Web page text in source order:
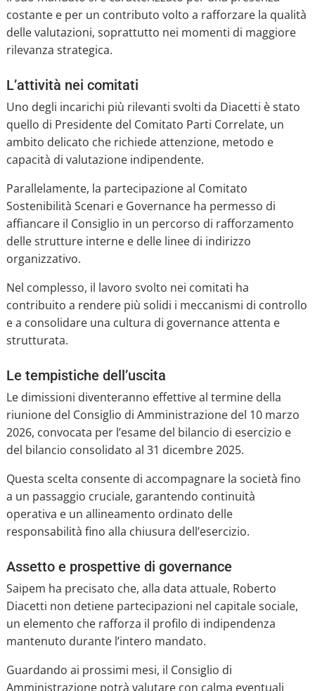
costante e per un contributo volto a rafforzare la qualità
delle valutazioni, soprattutto nei momenti di maggiore
rilevanza strategica.
L’attività nei comitati
Uno degli incarichi più rilevanti svolti da Diacetti è stato
quello di Presidente del Comitato Parti Correlate, un
ambito delicato che richiede attenzione, metodo e
capacità di valutazione indipendente.
Parallelamente, la partecipazione al Comitato
Sostenibilità Scenari e Governance ha permesso di
affiancare il Consiglio in un percorso di rafforzamento
delle strutture interne e delle linee di indirizzo
organizzativo.
Nel complesso, il lavoro svolto nei comitati ha
contribuito a rendere più solidi i meccanismi di controllo
e a consolidare una cultura di governance attenta e
strutturata.
Le tempistiche dell’uscita
Le dimissioni diventeranno effettive al termine della
riunione del Consiglio di Amministrazione del 10 marzo
2026, convocata per l’esame del bilancio di esercizio e
del bilancio consolidato al 31 dicembre 2025.
Questa scelta consente di accompagnare la società fino
a un passaggio cruciale, garantendo continuità
operativa e un allineamento ordinato delle
responsabilità fino alla chiusura dell’esercizio.
Assetto e prospettive di governance
Saipem ha precisato che, alla data attuale, Roberto
Diacetti non detiene partecipazioni nel capitale sociale,
un elemento che rafforza il profilo di indipendenza
mantenuto durante l’intero mandato.
Guardando ai prossimi mesi, il Consiglio di
Amministrazione potrà valutare con calma eventuali